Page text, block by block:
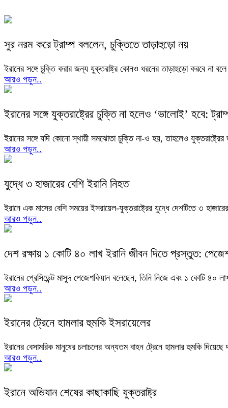
সুর নরম করে ট্রাম্প বললেন, চুক্তিতে তাড়াহুড়ো নয়
ইরানের সঙ্গে চুক্তি করার জন্য যুক্তরাষ্ট্র কোনও ধরনের তাড়াহুড়ো করবে না বলে
আরও পড়ুন..
ইরানের সঙ্গে যুক্তরাষ্ট্রের চুক্তি না হলেও ‘ভালোই’ হবে:
ইরানের সঙ্গে যদি কোনো স্থায়ী সমঝোতা চুক্তি না-ও হয়, তাহলেও
আরও পড়ুন..
যুদ্ধে ৩ হাজারের বেশি ইরানি নিহত
ইরানে এক মাসের বেশি সময়ের ইসরায়েল-যুক্তরাষ্ট্রের যুদ্ধে দেশটিতে ৩
আরও পড়ুন..
দেশ রক্ষায় ১ কোটি ৪০ লাখ ইরানি জীবন দিতে প্রস্তুত:
ইরানের প্রেসিডেন্ট মাসুদ পেজেশকিয়ান বলেছেন, তিনি নিজে এবং ১ কোটি ৪০
আরও পড়ুন..
ইরানের ট্রেনে হামলার হুমকি ইসরায়েলের
ইরানের বেসামরিক মানুষের চলাচলের অন্যতম বাহন ট্রেনে হামলার হুমকি
আরও পড়ুন..
ইরানে অভিযান শেষের কাছাকাছি যুক্তরাষ্ট্র